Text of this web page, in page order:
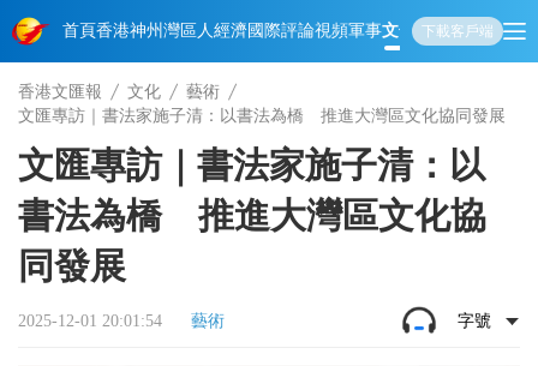
首頁香港神州 灣區人經濟國際評論視頻軍事文化 娛樂生活教育體
下載客戶端
香港文匯報 文化
藝術
文匯專訪｜書法家施子清：以書法為橋 推進大灣區文化協同發展
文匯專訪｜書法家施子清：以
書法為橋 推進大灣區文化協
同發展
2025-12-01 20:01:54 藝術 字號